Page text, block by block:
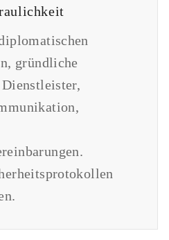
gründliche